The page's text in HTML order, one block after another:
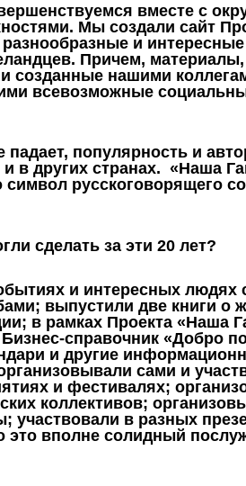
вместе с
Мы создали сайт
и
Причем,
созданные нашими
всевозможные
падает, популярность и
в других странах. «Наша
символ русскоговорящего
сделать за эти 20 лет?
и интересных людях
выпустили две книги о
в рамках Проекта «Наша
справочник «Добро
и другие
сами и
и фестивалях;
коллективов;
участвовали в разных
это вполне солидный